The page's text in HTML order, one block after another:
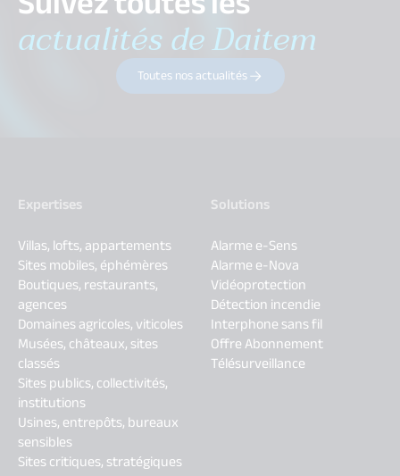
actualités de Daitem
Toutes nos actualités
Expertises
Villas, lofts, appartements
Sites mobiles, éphémères
Boutiques, restaurants,
agences
Domaines agricoles, viticoles
Musées, châteaux, sites
classés
Sites publics, collectivités,
institutions
Usines, entrepôts, bureaux
sensibles
Sites critiques, stratégiques
Solutions
Alarme e-Sens
Alarme e-Nova
Vidéoprotection
Détection incendie
Interphone sans fil
Offre Abonnement
Télésurveillance